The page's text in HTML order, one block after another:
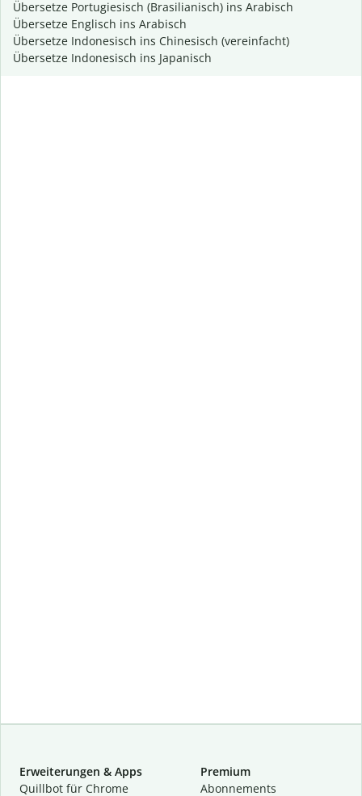
Übersetze Portugiesisch (Brasilianisch) ins Arabisch
Übersetze Englisch ins Arabisch
Übersetze Indonesisch ins Chinesisch (vereinfacht)
Übersetze Indonesisch ins Japanisch
Erweiterungen & Apps
Quillbot für Chrome
Premium
Abon­ne­ments